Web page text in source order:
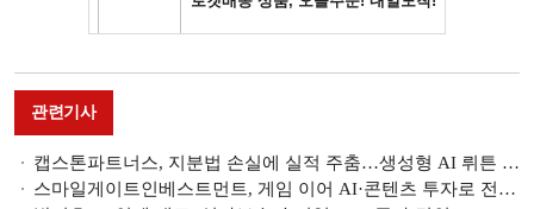
관련기사
캡스톤파트너스, 지분법 손실에 실적 주춤…생성형 AI 뤼튼 성장성 기대 [VC 2025 1분기 실적]
스마일게이트인베스트먼트, 게임 이어 AI·콘텐츠 투자로 전문성 입증 [VC 포트폴리오 레이더 (1)]